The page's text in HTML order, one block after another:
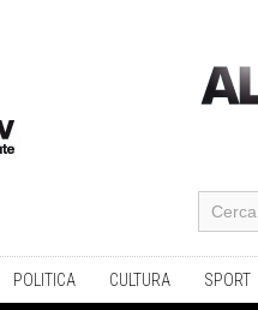
POLITICA CULTURA SPORT